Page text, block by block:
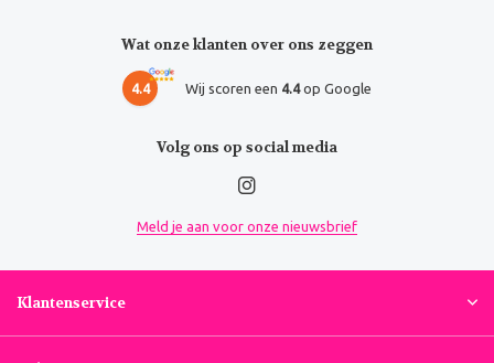
Wat onze klanten over ons zeggen
4.4 Wij scoren een 4.4op Google
Volg ons op social media
Meld je aan voor onze nieuwsbrief
Klantenservice